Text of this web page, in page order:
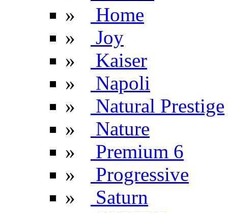
»
Home
»
Joy
»
Kaiser
»
Napoli
»
Natural Prestige
»
Nature
»
Premium 6
»
Progressive
»
Saturn